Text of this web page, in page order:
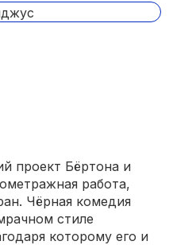
проект Бёртона и
работа,
Чёрная комедия
стиле
которому его и